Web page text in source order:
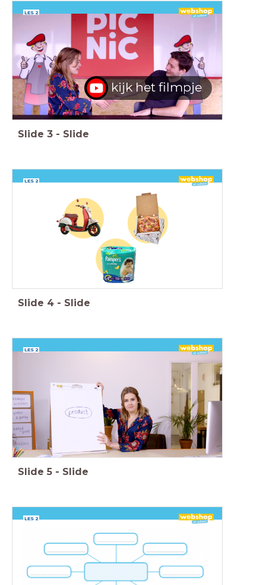
LES 2
kijk het filmpje
Slide 3 - Slide
LES 2
Slide 4 - Slide
LES 2
Slide 5 - Slide
LES 2